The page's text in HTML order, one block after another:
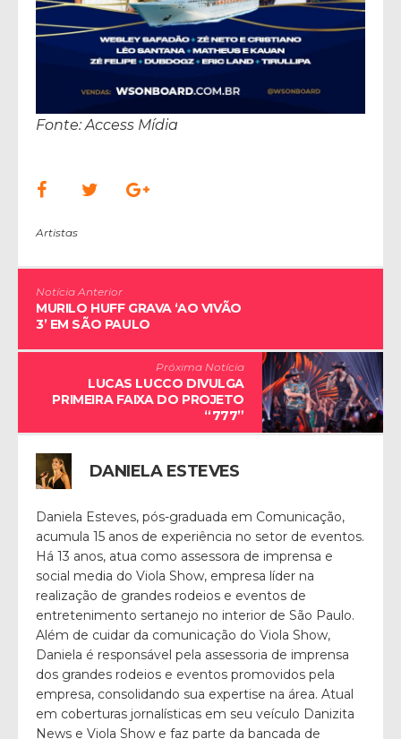
Fonte: Access Mídia
Artistas
Notícia Anterior
MURILO HUFF GRAVA ‘AO VIVÃO
3’ EM SÃO PAULO
Próxima Notícia
LUCAS LUCCO DIVULGA
PRIMEIRA FAIXA DO PROJETO
“777”
DANIELA ESTEVES
Daniela Esteves, pós-graduada em Comunicação,
acumula 15 anos de experiência no setor de eventos.
Há 13 anos, atua como assessora de imprensa e
social media do Viola Show, empresa líder na
realização de grandes rodeios e eventos de
entretenimento sertanejo no interior de São Paulo.
Além de cuidar da comunicação do Viola Show,
Daniela é responsável pela assessoria de imprensa
dos grandes rodeios e eventos promovidos pela
empresa, consolidando sua expertise na área. Atual
em coberturas jornalísticas em seu veículo Danizita
News e Viola Show e faz parte da bancada de